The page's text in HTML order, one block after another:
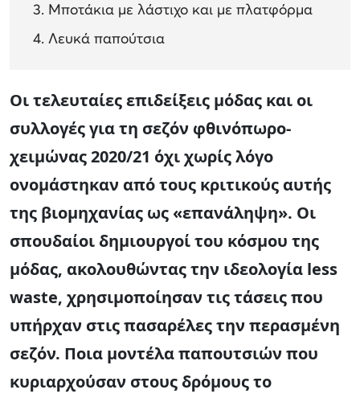
Μποτάκια με λάστιχο και με πλατφόρμα
Λευκά παπούτσια
Οι τελευταίες επιδείξεις μόδας και οι
συλλογές για τη σεζόν φθινόπωρο-
χειμώνας 2020/21 όχι χωρίς λόγο
ονομάστηκαν από τους κριτικούς αυτής
της βιομηχανίας ως «επανάληψη». Οι
σπουδαίοι δημιουργοί του κόσμου της
μόδας, ακολουθώντας την ιδεολογία less
waste, χρησιμοποίησαν τις τάσεις που
υπήρχαν στις πασαρέλες την περασμένη
σεζόν. Ποια μοντέλα παπουτσιών που
κυριαρχούσαν στους δρόμους το